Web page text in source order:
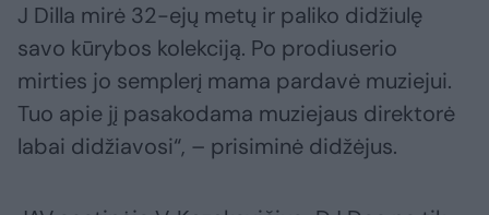
J Dilla mirė 32-ejų metų ir paliko didžiulę
savo kūrybos kolekciją. Po prodiuserio
mirties jo semplerį mama pardavė muziejui.
Tuo apie jį pasakodama muziejaus direktorė
labai didžiavosi“, – prisiminė didžėjus.